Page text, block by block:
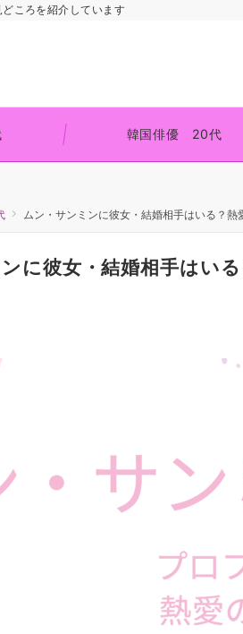
ころを紹介しています
韓国俳優 20代
ムン・サンミンに彼女・結婚相手はいる？
に彼女・結婚相手はい